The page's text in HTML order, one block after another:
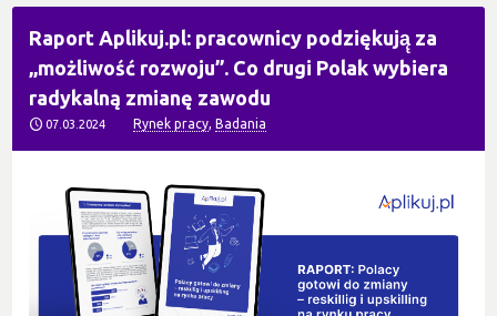
Raport Aplikuj.pl: pracownicy podziękują̨ za
„możliwość rozwoju”. Co drugi Polak wybiera
radykalną zmianę zawodu
07.03.2024 Rynek pracy,Badania